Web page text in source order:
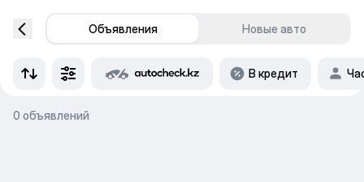
Объявления Новые авто
В кредит
0 объявлений